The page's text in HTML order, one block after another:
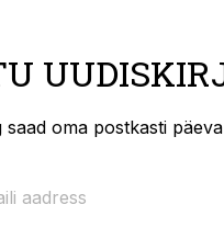
saad oma postkasti